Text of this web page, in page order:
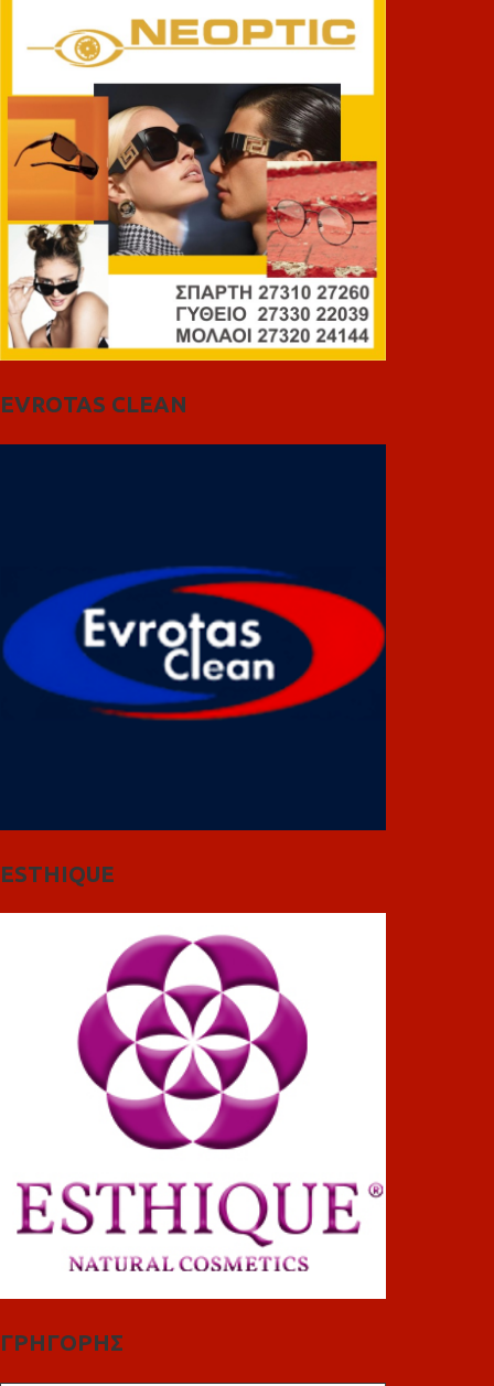
EVROTAS CLEAN
ESTHIQUE
ΓΡΗΓΟΡΗΣ